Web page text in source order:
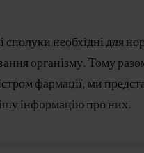
сполуки необхідні для
організму. Тому
фармації, ми
інформацію про них.